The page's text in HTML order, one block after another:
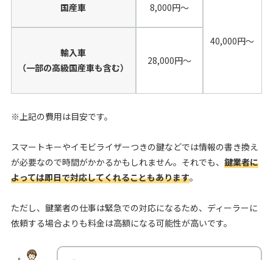
国産車 8,000円〜
40,000円〜
輸入車
（一部の高級国産車も含む）
28,000円〜
※上記の費用は目安です。
スマートキーやイモビライザーつきの鍵などでは情報の書き換え
が必要なので時間がかかるかもしれません。それでも、 鍵業者に
よっては即日で対応してくれることもあります。
ただし、鍵業者の仕事は緊急での対応になるため、ディーラーに
依頼する場合よりも料金は高額になる可能性が高いです。